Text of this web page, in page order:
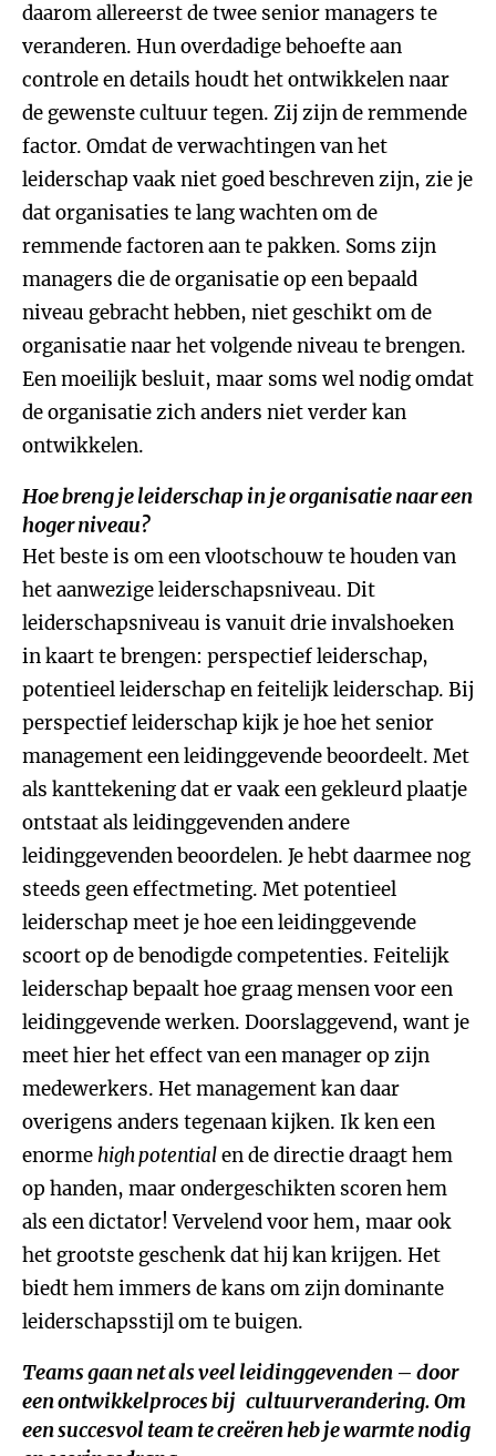
daarom allereerst de twee senior managers te
veranderen. Hun overdadige behoefte aan
controle en details houdt het ontwikkelen naar
de gewenste cultuur tegen. Zij zijn de remmende
factor. Omdat de verwachtingen van het
leiderschap vaak niet goed beschreven zijn, zie je
dat organisaties te lang wachten om de
remmende factoren aan te pakken. Soms zijn
managers die de organisatie op een bepaald
niveau gebracht hebben, niet geschikt om de
organisatie naar het volgende niveau te brengen.
Een moeilijk besluit, maar soms wel nodig omdat
de organisatie zich anders niet verder kan
ontwikkelen.
Hoe breng je leiderschap in je organisatie naar een
hoger niveau?
Het beste is om een vlootschouw te houden van
het aanwezige leiderschapsniveau. Dit
leiderschapsniveau is vanuit drie invalshoeken
in kaart te brengen: perspectief leiderschap,
potentieel leiderschap en feitelijk leiderschap. Bij
perspectief leiderschap kijk je hoe het senior
management een leidinggevende beoordeelt. Met
als kanttekening dat er vaak een gekleurd plaatje
ontstaat als leidinggevenden andere
leidinggevenden beoordelen. Je hebt daarmee nog
steeds geen effectmeting. Met potentieel
leiderschap meet je hoe een leidinggevende
scoort op de benodigde competenties. Feitelijk
leiderschap bepaalt hoe graag mensen voor een
leidinggevende werken. Doorslaggevend, want je
meet hier het effect van een manager op zijn
medewerkers. Het management kan daar
overigens anders tegenaan kijken. Ik ken een
enormehigh potentialen de directie draagt hem
op handen, maar ondergeschikten scoren hem
als een dictator! Vervelend voor hem, maar ook
het grootste geschenk dat hij kan krijgen. Het
biedt hem immers de kans om zijn dominante
leiderschapsstijl om te buigen.
Teams gaan net als veel leidinggevenden – door
een ontwikkelproces bij cultuurverandering. Om
een succesvol team te creëren heb je warmte nodig